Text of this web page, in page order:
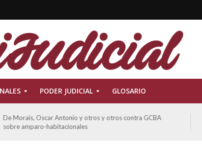
PODER JUDICIAL GLOSARIO
De Morais, Oscar Antonio y otros y otros contra GCBA
sobre amparo-habitacionales